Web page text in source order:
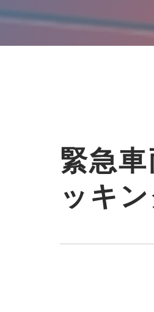
緊急
ッキ